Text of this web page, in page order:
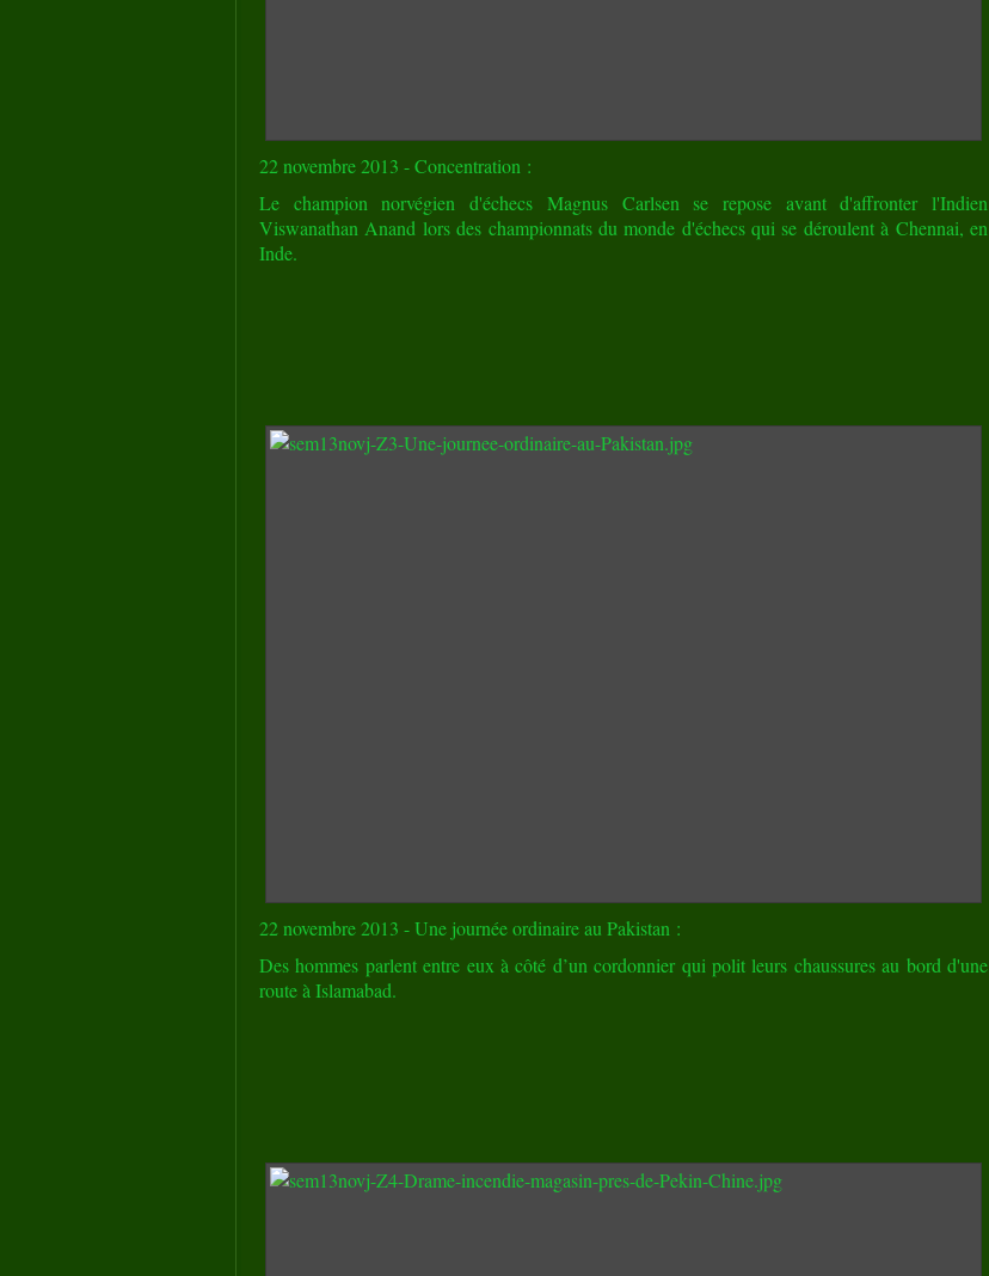
22 novembre 2013 - Concentration :
Le champion norvégien d'échecs Magnus Carlsen se repose avant d'affronter l'Indien
Viswanathan Anand lors des championnats du monde d'échecs qui se déroulent à Chennai, en
Inde.
22 novembre 2013 - Une journée ordinaire au Pakistan :
Des hommes parlent entre eux à côté d’un cordonnier qui polit leurs chaussures au bord d'une
route à Islamabad.